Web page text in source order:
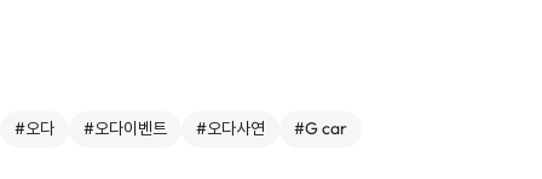
#오다 #오다이벤트 #오다사연 #G car